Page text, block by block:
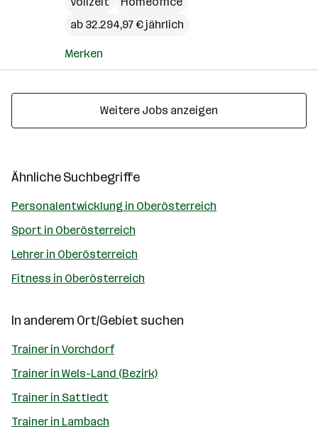
ab 32.294,97 € jährlich
Merken
Weitere Jobs anzeigen
Ähnliche Suchbegriffe
Personalentwicklung in Oberösterreich
Sport in Oberösterreich
Lehrer in Oberösterreich
Fitness in Oberösterreich
In anderem Ort/Gebiet suchen
Trainer in Vorchdorf
Trainer in Wels-Land (Bezirk)
Trainer in Sattledt
Trainer in Lambach